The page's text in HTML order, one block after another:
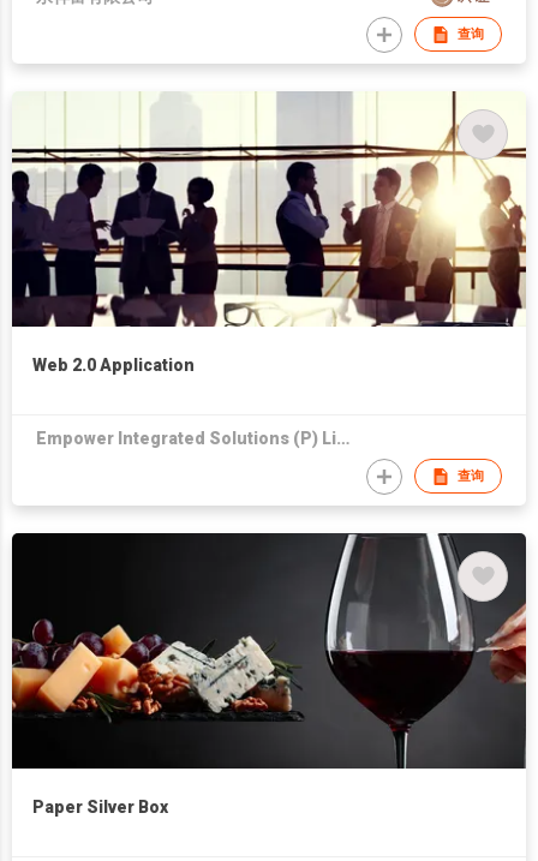
查询
Web 2.0 Application
Empower Integrated Solutions (P) Limited
查询
Paper Silver Box